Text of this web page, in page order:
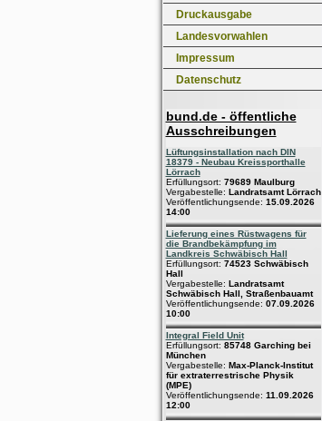
Druckausgabe
Landesvorwahlen
Impressum
Datenschutz
bund.de - öffentliche
Ausschreibungen
Lüftungsinstallation nach DIN
18379 - Neubau Kreissporthalle
Lörrach
Erfüllungsort: 79689 Maulburg
Vergabestelle: Landratsamt Lörrach
Veröffentlichungsende: 15.09.2026
14:00
Lieferung eines Rüstwagens für
die Brandbekämpfung im
Landkreis Schwäbisch Hall
Erfüllungsort: 74523 Schwäbisch
Hall
Vergabestelle: Landratsamt
Schwäbisch Hall, Straßenbauamt
Veröffentlichungsende: 07.09.2026
10:00
Integral Field Unit
Erfüllungsort: 85748 Garching bei
München
Vergabestelle: Max-Planck-Institut
für extraterrestrische Physik
(MPE)
Veröffentlichungsende: 11.09.2026
12:00